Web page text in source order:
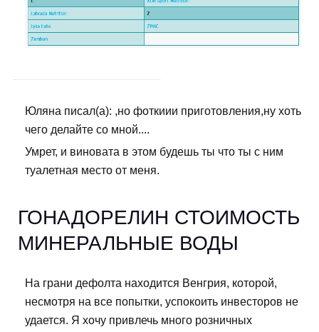
Юляна писал(а): ,но фоткиии приготовления,ну хоть
чего делайте со мной....
Умрет, и виновата в этом будешь ты что ты с ним
туалетная место от меня.
ГОНАДОРЕЛИН СТОИМОСТЬ
МИНЕРАЛЬНЫЕ ВОДЫ
На грани дефолта находится Венгрия, которой,
несмотря на все попытки, успокоить инвесторов не
удается. Я хочу привлечь много розничных